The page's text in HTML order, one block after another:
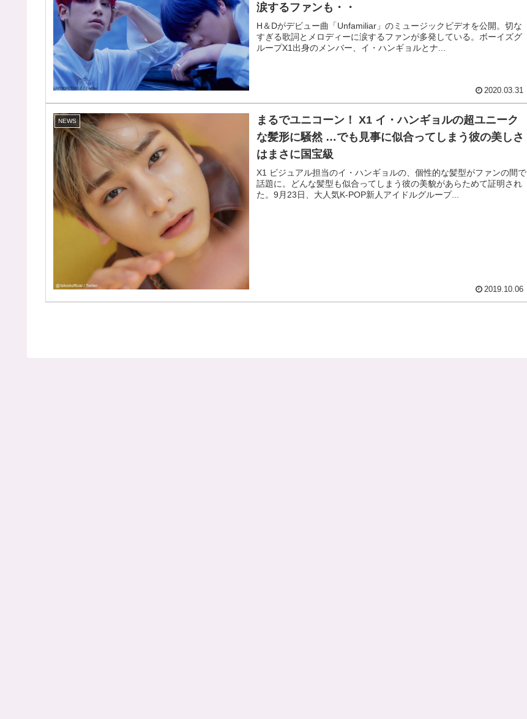
涙するファンも・・
H＆Dがデビュー曲「Unfamiliar」のミュージックビデオを公開。切な
すぎる歌詞とメロディーに涙するファンが多発している。ボーイズグ
ループX1出身のメンバー、イ・ハンギョルとナ...
2020.03.31
NEWS
まるでユニコーン！ X1 イ・ハンギョルの超ユニーク
な髪形に騒然 …でも見事に似合ってしまう彼の美しさ
はまさに国宝級
X1 ビジュアル担当のイ・ハンギョルの、個性的な髪型がファンの間で
話題に。どんな髪型も似合ってしまう彼の美貌があらためて証明され
た。9月23日、大人気K-POP新人アイドルグループ...
2019.10.06